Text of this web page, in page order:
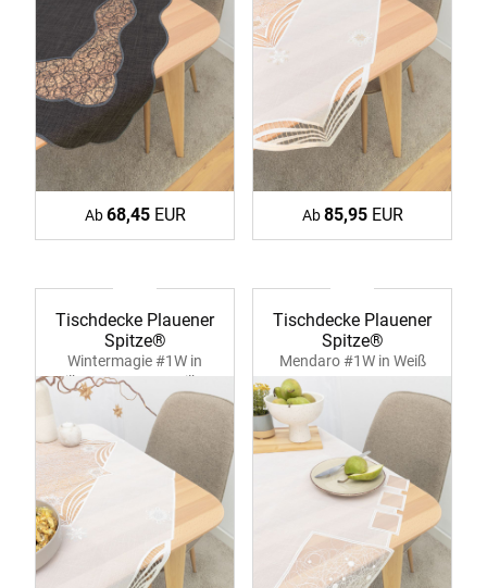
Ab68,45EUR Ab85,95EUR
Tischdecke Plauener
Spitze®
Wintermagie #1W in
Silber 39362 ecru-silber
Tischdecke Plauener
Spitze®
Mendaro #1W in Weiß
39364 ecru